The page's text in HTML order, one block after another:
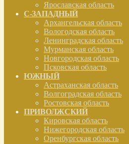
Ярославская область
С-ЗАПАДНЫЙ
Архангельская область
Вологодская область
Ленинградская область
Мурманская область
Новгородская область
Псковская область
ЮЖНЫЙ
Астраханская область
Волгоградская область
Ростовская область
ПРИВОЛЖСКИЙ
Кировская область
Нижегородская область
Оренбургская область